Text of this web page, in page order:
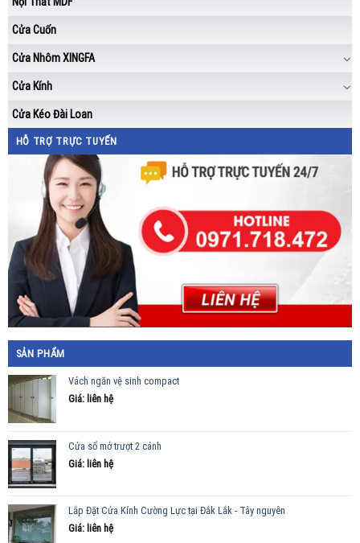
Cửa Cuốn
Cửa Nhôm XINGFA
Cửa Kính
Cửa Kéo Đài Loan
HỖ TRỢ TRỰC TUYẾN
SẢN PHẨM
Vách ngăn vệ sinh compact
Giá: liên hệ
Cửa sổ mở trượt 2 cánh
Giá: liên hệ
Lắp Đặt Cửa Kính Cường Lực tại Đắk Lắk - Tây nguyên
Giá: liên hệ